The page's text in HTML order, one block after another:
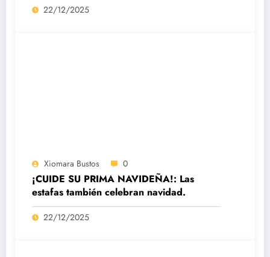
22/12/2025
Xiomara Bustos 0
¡CUIDE SU PRIMA NAVIDEÑA!: Las
estafas también celebran navidad.
22/12/2025